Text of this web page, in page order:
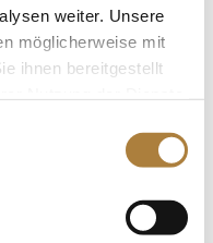
weiter. Unsere
möglicherweise mit
ihnen bereitgestellt
über Talentpool
neue
worden. Seit
eine...